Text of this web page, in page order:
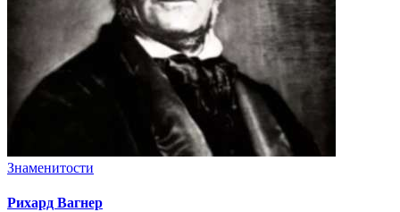
Знаменитости
Рихард Вагнер